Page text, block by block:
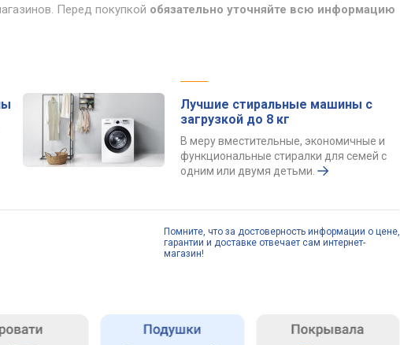
Перед покупкой обязательно уточняйте всю информацию
Лучшие стиральные машины с
загрузкой до 8 кг
В меру вместительные, экономичные и
функциональные стиралки для семей с
одним или двумя детьми.
Помните, что за достоверность информации о цене,
гарантии и доставке отвечает сам интернет-
магазин!